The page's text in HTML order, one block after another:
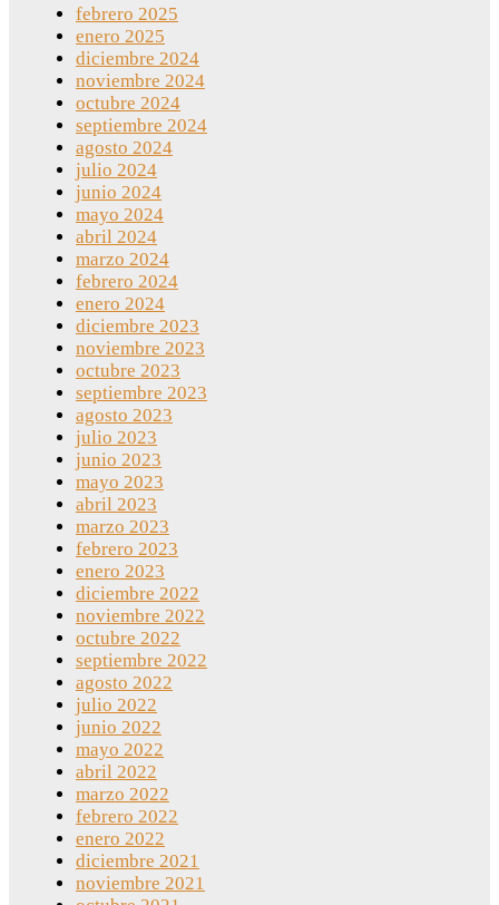
febrero 2025
enero 2025
diciembre 2024
noviembre 2024
octubre 2024
septiembre 2024
agosto 2024
julio 2024
junio 2024
mayo 2024
abril 2024
marzo 2024
febrero 2024
enero 2024
diciembre 2023
noviembre 2023
octubre 2023
septiembre 2023
agosto 2023
julio 2023
junio 2023
mayo 2023
abril 2023
marzo 2023
febrero 2023
enero 2023
diciembre 2022
noviembre 2022
octubre 2022
septiembre 2022
agosto 2022
julio 2022
junio 2022
mayo 2022
abril 2022
marzo 2022
febrero 2022
enero 2022
diciembre 2021
noviembre 2021